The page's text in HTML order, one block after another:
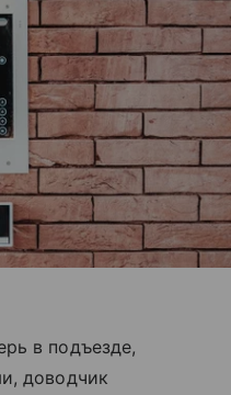
в подъезде,
доводчик